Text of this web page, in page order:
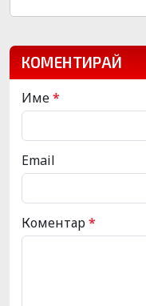
КОМЕНТИРАЙ
Име*
Email
Коментар*